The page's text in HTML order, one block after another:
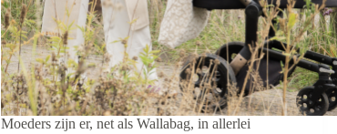
Moeders zijn er, net als Wallabag, in allerlei